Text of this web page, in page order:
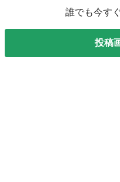
誰でも今す
投稿